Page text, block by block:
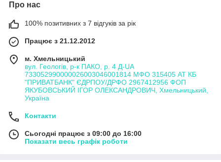
Про нас
100% позитивних з 7 відгуків за рік
Працює з 21.12.2012
м. Хмельницький
вул. Геологів, р-к ПАКО, р. 4 Д-UA
733052990000026003046001814 МФО 315405 АТ КБ
"ПРИВАТБАНК" ЄДРПОУ/ДРФО 2967412956 ФОП
ЯКУБОВСЬКИЙ ІГОР ОЛЕКСАНДРОВИЧ, Хмельницький,
Україна
Контакти
Сьогодні працює з 09:00 до 16:00
Показати весь графік роботи